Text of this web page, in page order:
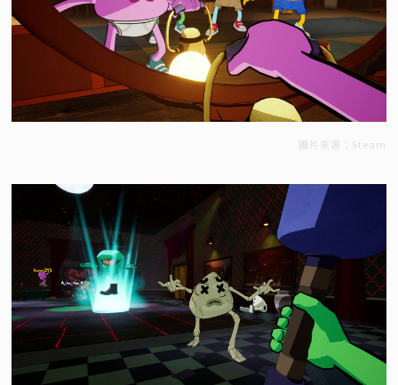
圖片來源：Steam